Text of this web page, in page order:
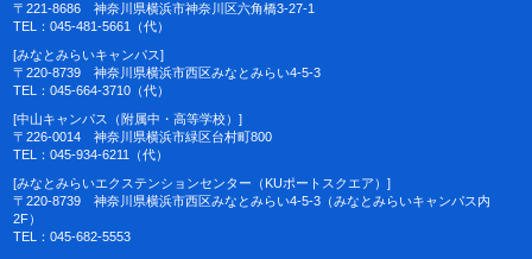
〒221-8686 神奈川県横浜市神奈川区六角橋3-27-1
TEL：045-481-5661（代）
[みなとみらいキャンパス]
〒220-8739 神奈川県横浜市西区みなとみらい4-5-3
TEL：045-664-3710（代）
[中山キャンパス（附属中・高等学校）]
〒226-0014 神奈川県横浜市緑区台村町800
TEL：045-934-6211（代）
[みなとみらいエクステンションセンター（KUポートスクエア）]
〒220-8739 神奈川県横浜市西区みなとみらい4-5-3（みなとみらいキャンパス内
2F）
TEL：045-682-5553